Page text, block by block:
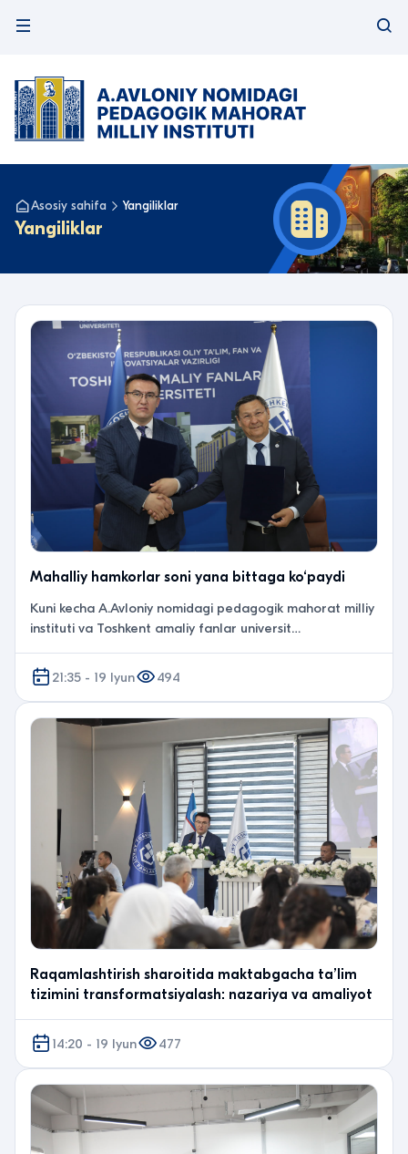
Asosiy sahifa Yangiliklar
Yangiliklar
Mahalliy hamkorlar soni yana bittaga ko‘paydi
Kuni kecha A.Avloniy nomidagi pedagogik mahorat milliy
instituti va Toshkent amaliy fanlar universit…
21:35 - 19 Iyun 494
Raqamlashtirish sharoitida maktabgacha taʼlim
tizimini transformatsiyalash: nazariya va amaliyot
14:20 - 19 Iyun 477